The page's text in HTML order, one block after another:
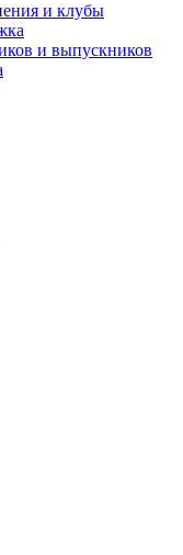
и клубы
и выпускников